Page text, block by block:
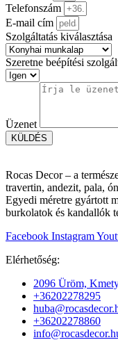
Telefonszám
E-mail cím
Szolgáltatás kiválasztása
Szeretne beépítési
Üzenet
KÜLDÉS
Rocas Decor – a
travertin, andezit, pala,
Egyedi méretre gyártott
burkolatok és kandallók
Facebook Instagram
Elérhetőség:
2096 Üröm,
+36202278295
+36202278860